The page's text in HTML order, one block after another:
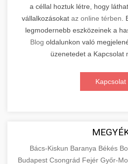
a céllal hoztuk létre, hogy
vállalkozásokat az online térben .
legmodernebb eszközeinek a
Blog oldalunkon való
üzenetedet a Kapcsolat
Kapcsolat
Bács-Kiskun Baranya Békés
Budapest Csongrád Fejér Győr-